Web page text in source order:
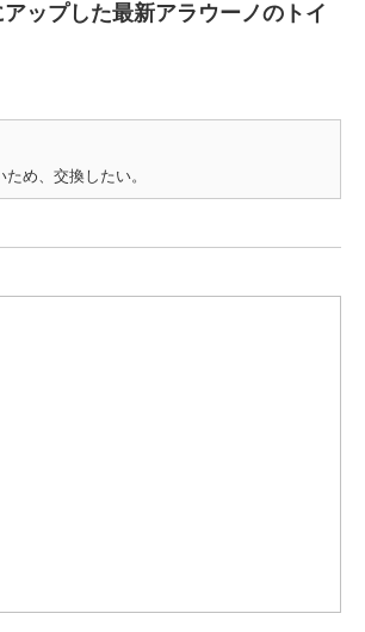
ップした最新アラウーノのトイ
め、交換したい。